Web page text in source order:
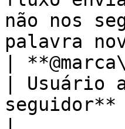
não nos
palavra
|
|